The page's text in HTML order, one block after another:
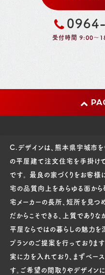
受付時間 9:00～
C.デザインは、熊本県宇城市
の平屋建て注文住宅を手掛け
です。 最良の家づくりをお客様
宅の品質向上をあらゆる面か
宅メーカーの長所、短所を見つ
だからこそできる、上質であり
平屋ならではの暮らしの魅力を
プランのご提案を行っており
実に力を入れており、まずベー
す。ご希望の間取りやデザイン